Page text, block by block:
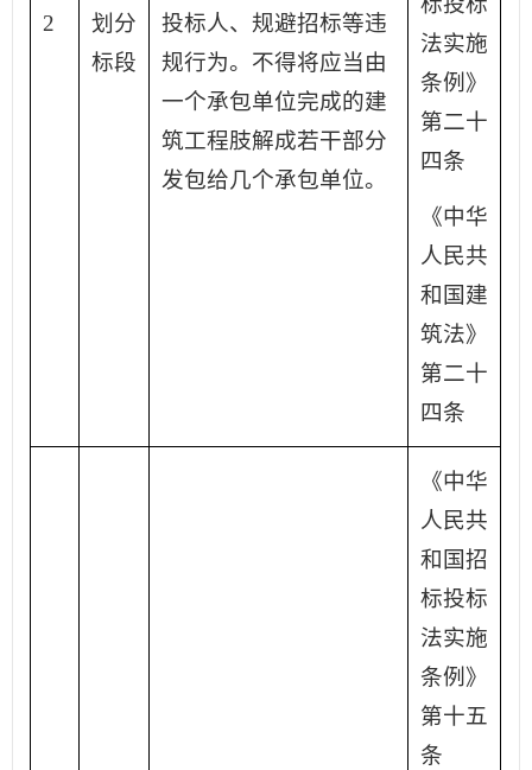
2
划分
标段
投标人、规避招标等违
规行为。不得将应当由
一个承包单位完成的建
筑工程肢解成若干部分
发包给几个承包单位。
法实施
条例》
第二十
四条
《中华
人民共
和国建
筑法》
第二十
四条
《中华
人民共
和国招
标投标
法实施
条例》
第十五
条